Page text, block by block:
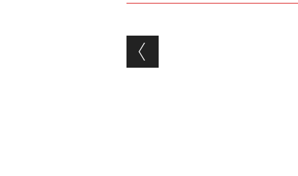
Post navigation